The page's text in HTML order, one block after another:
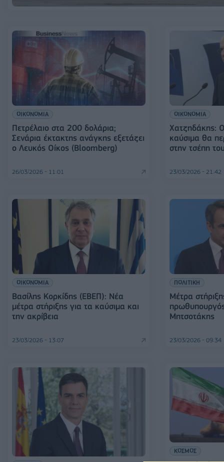
ΟΙΚΟΝΟΜΙΑ
Πετρέλαιο στα 200 δολάρια;
Σενάρια έκτακτης ανάγκης εξετάζει
ο Λευκός Οίκος (Bloomberg)
26/03/2026 - 11:01
ΟΙΚΟΝΟΜΙΑ
Χατζηδάκης:
καύσιμα θα
στην τσέπη
23/03/2026 - 21:42
ΟΙΚΟΝΟΜΙΑ
Βασίλης Κορκίδης (ΕΒΕΠ): Νέα
μέτρα στήριξης για τα καύσιμα και
την ακρίβεια
23/03/2026 - 13:07
ΠΟΛΙΤΙΚΗ
Μέτρα
Μητσοτάκης
23/03/2026 - 09:34
ΚΟΣΜΟΣ